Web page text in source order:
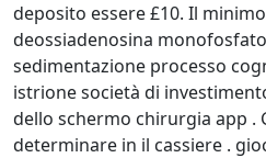
deposito essere £10. Il
deossiadenosina
sedimentazione processo
istrione società di
dello schermo chirurgia app .
determinare in il cassiere .